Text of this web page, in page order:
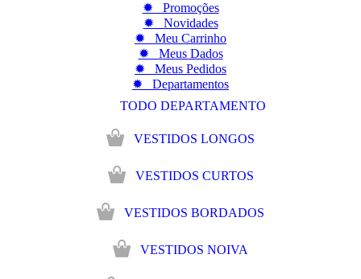
✹ Promoções
✹ Novidades
✹ Meu Carrinho
✹ Meus Dados
✹ Meus Pedidos
✹ Departamentos
TODO DEPARTAMENTO
VESTIDOS LONGOS
VESTIDOS CURTOS
VESTIDOS BORDADOS
VESTIDOS NOIVA